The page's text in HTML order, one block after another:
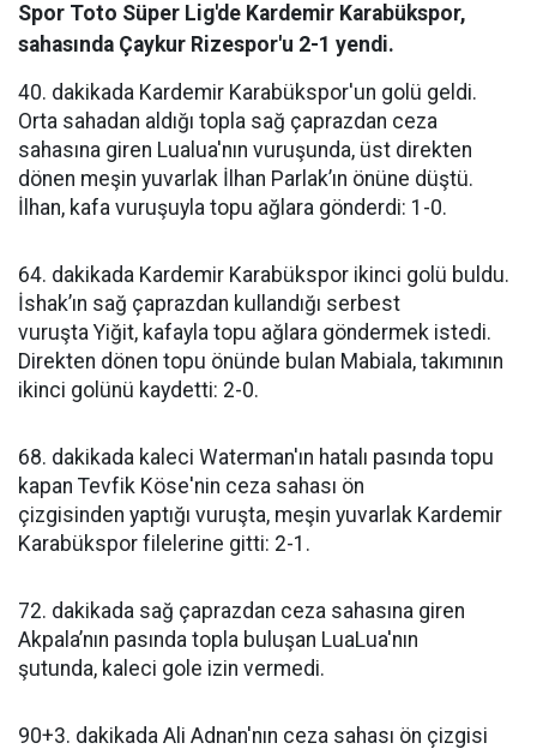
Spor Toto Süper Lig'de Kardemir Karabükspor,
sahasında Çaykur Rizespor'u 2-1 yendi.
40. dakikada Kardemir Karabükspor'un golü geldi.
Orta sahadan aldığı topla sağ çaprazdan ceza
sahasına giren Lualua'nın vuruşunda, üst direkten
dönen meşin yuvarlak İlhan Parlak’ın önüne düştü.
İlhan, kafa vuruşuyla topu ağlara gönderdi: 1-0.
64. dakikada Kardemir Karabükspor ikinci golü buldu.
İshak’ın sağ çaprazdan kullandığı serbest
vuruşta Yiğit, kafayla topu ağlara göndermek istedi.
Direkten dönen topu önünde bulan Mabiala, takımının
ikinci golünü kaydetti: 2-0.
68. dakikada kaleci Waterman'ın hatalı pasında topu
kapan Tevfik Köse'nin ceza sahası ön
çizgisinden yaptığı vuruşta, meşin yuvarlak Kardemir
Karabükspor filelerine gitti: 2-1.
72. dakikada sağ çaprazdan ceza sahasına giren
Akpala’nın pasında topla buluşan LuaLua'nın
şutunda, kaleci gole izin vermedi.
90+3. dakikada Ali Adnan'nın ceza sahası ön çizgisi